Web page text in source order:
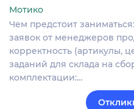
Мотико
Чем предстоит
заявок от менеджеров
корректность (артикулы,
заданий для склада на
комплектации:…